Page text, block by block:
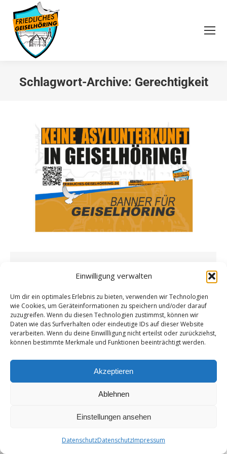
Einwilligung verwalten
Um dir ein optimales Erlebnis zu bieten, verwenden wir Technologien
wie Cookies, um Geräteinformationen zu speichern und/oder darauf
zuzugreifen. Wenn du diesen Technologien zustimmst, können wir
Daten wie das Surfverhalten oder eindeutige IDs auf dieser Website
verarbeiten. Wenn du deine Einwillligung nicht erteilst oder zurückziehst,
können bestimmte Merkmale und Funktionen beeinträchtigt werden.
Akzeptieren
Ablehnen
Einstellungen ansehen
DatenschutzDatenschutzImpressum
Schlagwort-Archive: Gerechtigkeit
Bürgerinitiative Friedliches-Geiselhöring
setzt ein klares Zeichen mit neuer Banner-
Aktion
Neuigkeiten und Termine Vonadmin 21. März 2025
Die Bür­ger­initia­ti­ve Friedliches-Geiselhöring.de
geht in die näch­ste Run­de ihres Pro­tests. Mit
einer neu­en Ban­­ner-Akti­on an meh­re­ren mar­
kan­ten Stel­len in Gei­sel­hö­ring machen wir
deut­lich: Wir sind mit dem Stadt­rats­be­schluss
nicht ein­ver­stan­den!…